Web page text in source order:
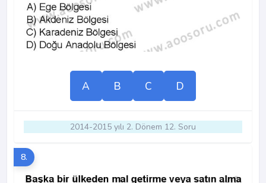
A B C D
2014-2015 yılı 2. Dönem 12. Soru
8.